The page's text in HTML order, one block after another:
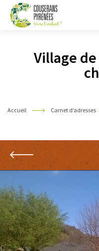
Village
Accueil Carnet d’adresses
Retour